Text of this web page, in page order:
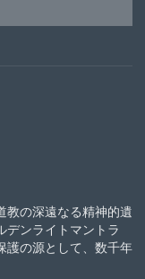
教の深遠なる精神的遺
デンライトマントラ
護の源として、数千年